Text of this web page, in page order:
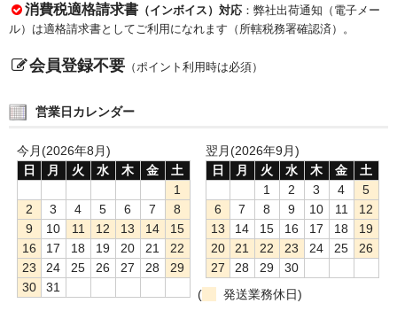
貴社都合返品
動画で分かる
トナー再生の流れ
もっと安い販売店があります。何が違うのですか？
リサイクルトナーで経費削減
リサイクルトナーの評価
消費税適格請求書 （インボイス）対応 ：弊社出荷通知（電子メー
ル）は適格請求書としてご利用になれます（所轄税務署確認済）。
会員登録不要 （ポイント利用時は必須）
営業日カレンダー
今月(2026年8月)
日
月 火 水 木 金
土
1
2
3 4 5 6 7
8
9
10 11 12 13 14
15
16
17 18 19 20 21
22
23
24 25 26 27 28
29
30
31
翌月(2026年9月)
日
月 火 水 木 金
土
1
2 3 4
5
6
7 8 9 10 11
12
13
14 15 16 17 18
19
20
21 22 23 24 25
26
27
28 29
30
(
発送業務休日)